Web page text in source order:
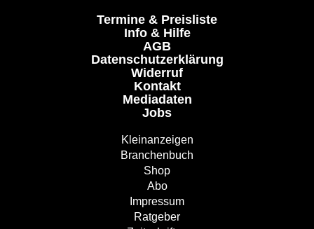
Termine & Preisliste
Info & Hilfe
AGB
Datenschutzerklärung
Widerruf
Kontakt
Mediadaten
Jobs
Kleinanzeigen
Branchenbuch
Shop
Abo
Impressum
Ratgeber